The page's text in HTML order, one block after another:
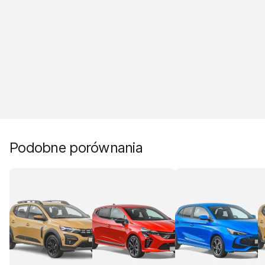
Podobne porównania